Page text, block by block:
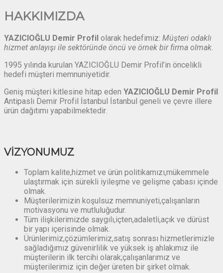
HAKKIMIZDA
YAZICIOĞLU Demir Profil olarak hedefimiz: Müşteri odaklı
hizmet anlayışı ile sektöründe öncü ve örnek bir firma olmak.
1995 yılında kurulan YAZICIOĞLU Demir Profil’in öncelikli
hedefi müşteri memnuniyetidir.
Geniş müşteri kitlesine hitap eden YAZICIOĞLU Demir Profil
Antipaslı Demir Profil İstanbul İstanbul geneli ve çevre illere
ürün dağıtımı yapabilmektedir.
VİZYONUMUZ
Toplam kalite,hizmet ve ürün politikamızı,mükemmele
ulaştırmak için sürekli iyileşme ve gelişme çabası içinde
olmak.
Müşterilerimizin koşulsuz memnuniyeti,çalışanların
motivasyonu ve mutluluğudur.
Tüm ilişkilerimizde saygılı,içten,adaletli,açık ve dürüst
bir yapı içerisinde olmak.
Ürünlerimiz,çözümlerimiz,satış sonrası hizmetlerimizle
sağladığımız güvenirlilik ve yüksek iş ahlakımız ile
müşterilerin ilk tercihi olarak;çalışanlarımız ve
müşterilerimiz için değer üreten bir şirket olmak.